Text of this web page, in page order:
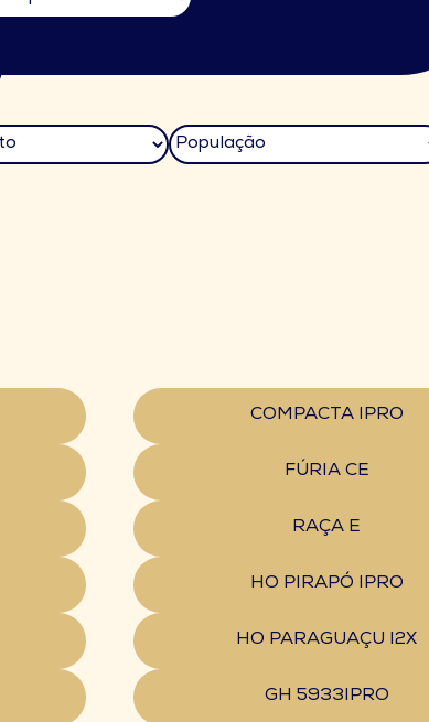
COMPACTA IPRO
FÚRIA CE
RAÇA E
HO PIRAPÓ IPRO
HO PARAGUAÇU I2X
GH 5933IPRO